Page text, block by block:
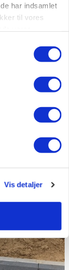
har indsamlet
til vores
Vis detaljer
nyt